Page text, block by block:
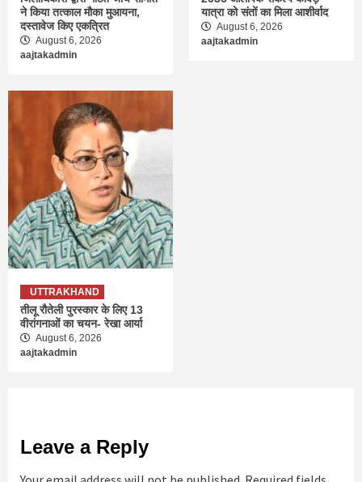
ने किया तत्काल मौका मुआयना,
दस्तावेज किए एकत्रित
August 6, 2026
aajtakadmin
यात्रा को संतों का मिला आशीर्वाद
August 6, 2026
aajtakadmin
UTTRAKHAND
तीलू रौतेली पुरस्कार के लिए 13
वीरांगनाओं का चयन- रेखा आर्या
August 6, 2026
aajtakadmin
Leave a Reply